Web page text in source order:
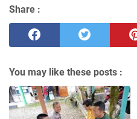
Share :
You may like these posts :